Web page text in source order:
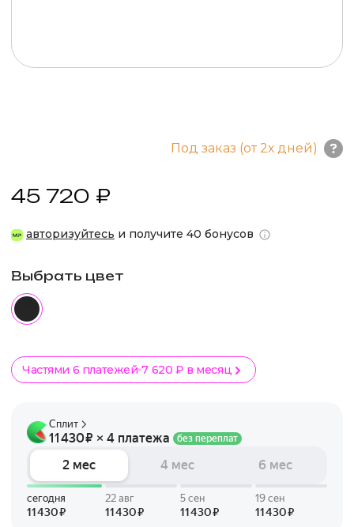
Под заказ (от 2х дней)
45 720 ₽
авторизуйтесь и получите 40 бонусов
Выбрать цвет
Частями 6 платежей 7 620 ₽ в месяц